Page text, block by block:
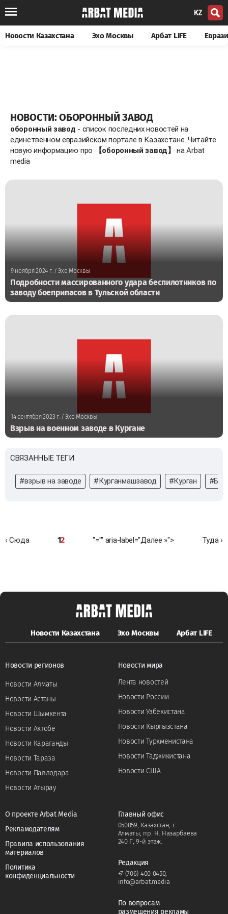
KZ
Новости Казахстана Эхо Москвы Арбат LIFE
НОВОСТИ: ОБОРОННЫЙ ЗАВОД
оборонный завод - список последних новостей на
единственном евразийском портале в Казахстане. Читайте
новую информацию про
【оборонный завод】
на Arbat
media
9 ноября 2024 г. / Эхо Москвы
Подробности массированного удара беспилотников по
заводу боеприпасов в Тульской области
14 сентября 2023 г./ Эхо Москвы
Взрыв на военном заводе в Кургане
СВЯЗАННЫЕ ТЕГИ
#взрыв на заводе #Курганмашзавод #Курган
‹ Сюда 12 "="" aria-label="Далее »"> Туда ›
Новости Казахстана Эхо Москвы Арбат LIFE
Новости регионов
Новости Алматы
Новости Астаны
Новости Шымкента
Новости Актобе
Новости Караганды
Новости Тараза
Новости Павлодара
Новости Атырау
Новости мира
Лента новостей
Новости России
Новости Узбекистана
Новости Кыргызстана
Новости Туркменистана
Новости Таджикистана
Новости США
О проекте Arbat Media
Рекламодателям
Правила использования
материалов
Политика
конфиденциальности
Главный офис
050059, Казахстан, г.
Алматы, пр. Н. Назарбаева
240 Г, 9-й этаж.
Редакция
+7 (706) 400 0450,
info@arbat.media
По вопросам
размещения рекламы